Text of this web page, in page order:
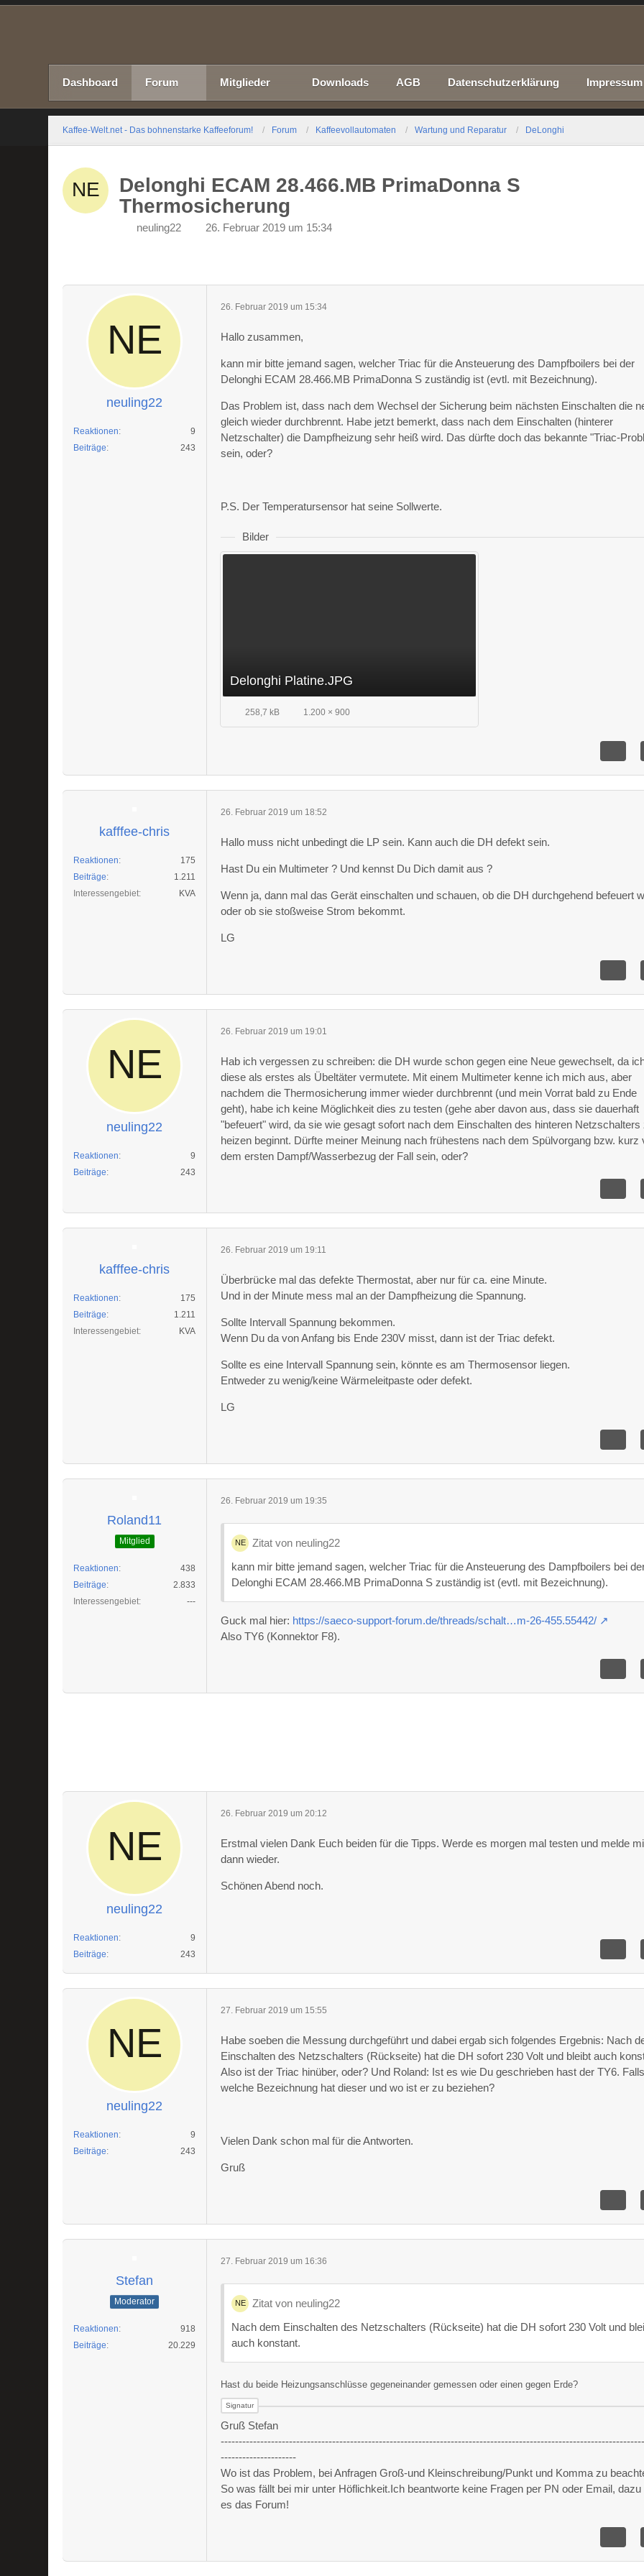
Dashboard Forum Mitglieder Downloads AGB Datenschutzerklärung Impressum
Kaffee-Welt.net - Das bohnenstarke Kaffeeforum! Forum Kaffeevollautomaten Wartung und Reparatur DeLonghi
Delonghi ECAM 28.466.MB PrimaDonna S
Thermosicherung
neuling22 26. Februar 2019 um 15:34
neuling22
Reaktionen
9
Beiträge
243
26. Februar 2019 um 15:34
Hallo zusammen,
kann mir bitte jemand sagen, welcher Triac für die Ansteuerung des Dampfboilers bei der
Delonghi ECAM 28.466.MB PrimaDonna S zuständig ist (evtl. mit Bezeichnung).
Das Problem ist, dass nach dem Wechsel der Sicherung beim nächsten Einschalten die
gleich wieder durchbrennt. Habe jetzt bemerkt, dass nach dem Einschalten (hinterer
Netzschalter) die Dampfheizung sehr heiß wird. Das dürfte doch das bekannte "Triac-
sein, oder?
P.S. Der Temperatursensor hat seine Sollwerte.
Bilder
Delonghi Platine.JPG
258,7 kB 1.200 × 900
kafffee-chris
Reaktionen
175
Beiträge
1.211
Interessengebiet
KVA
26. Februar 2019 um 18:52
Hallo muss nicht unbedingt die LP sein. Kann auch die DH defekt sein.
Hast Du ein Multimeter ? Und kennst Du Dich damit aus ?
Wenn ja, dann mal das Gerät einschalten und schauen, ob die DH durchgehend befeuert
oder ob sie stoßweise Strom bekommt.
LG
neuling22
Reaktionen
9
Beiträge
243
26. Februar 2019 um 19:01
Hab ich vergessen zu schreiben: die DH wurde schon gegen eine Neue gewechselt, da
diese als erstes als Übeltäter vermutete. Mit einem Multimeter kenne ich mich aus, aber
nachdem die Thermosicherung immer wieder durchbrennt (und mein Vorrat bald zu Ende
geht), habe ich keine Möglichkeit dies zu testen (gehe aber davon aus, dass sie dauerhaft
"befeuert" wird, da sie wie gesagt sofort nach dem Einschalten des hinteren Netzschalters
heizen beginnt. Dürfte meiner Meinung nach frühestens nach dem Spülvorgang bzw. kurz
dem ersten Dampf/Wasserbezug der Fall sein, oder?
kafffee-chris
Reaktionen
175
Beiträge
1.211
Interessengebiet
KVA
26. Februar 2019 um 19:11
Überbrücke mal das defekte Thermostat, aber nur für ca. eine Minute.
Und in der Minute mess mal an der Dampfheizung die Spannung.
Sollte Intervall Spannung bekommen.
Wenn Du da von Anfang bis Ende 230V misst, dann ist der Triac defekt.
Sollte es eine Intervall Spannung sein, könnte es am Thermosensor liegen.
Entweder zu wenig/keine Wärmeleitpaste oder defekt.
LG
Roland11
Mitglied
Reaktionen
438
Beiträge
2.833
Interessengebiet
---
26. Februar 2019 um 19:35
Zitat von neuling22
kann mir bitte jemand sagen, welcher Triac für die Ansteuerung des Dampfboilers bei
Delonghi ECAM 28.466.MB PrimaDonna S zuständig ist (evtl. mit Bezeichnung).
Guck mal hier: https://saeco-support-forum.de/threads/schalt…m-26-455.55442/
Also TY6 (Konnektor F8).
neuling22
Reaktionen
9
Beiträge
243
26. Februar 2019 um 20:12
Erstmal vielen Dank Euch beiden für die Tipps. Werde es morgen mal testen und melde
dann wieder.
Schönen Abend noch.
neuling22
Reaktionen
9
Beiträge
243
27. Februar 2019 um 15:55
Habe soeben die Messung durchgeführt und dabei ergab sich folgendes Ergebnis: Nach
Einschalten des Netzschalters (Rückseite) hat die DH sofort 230 Volt und bleibt auch
Also ist der Triac hinüber, oder? Und Roland: Ist es wie Du geschrieben hast der TY6.
welche Bezeichnung hat dieser und wo ist er zu beziehen?
Vielen Dank schon mal für die Antworten.
Gruß
Stefan
Moderator
Reaktionen
918
Beiträge
20.229
27. Februar 2019 um 16:36
Zitat von neuling22
Nach dem Einschalten des Netzschalters (Rückseite) hat die DH sofort 230 Volt und
auch konstant.
Hast du beide Heizungsanschlüsse gegeneinander gemessen oder einen gegen Erde?
Gruß Stefan
---------------------
Wo ist das Problem, bei Anfragen Groß-und Kleinschreibung/Punkt und Komma zu
So was fällt bei mir unter Höflichkeit.Ich beantworte keine Fragen per PN oder Email, dazu
es das Forum!